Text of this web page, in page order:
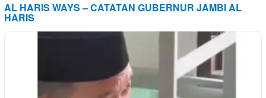
AL HARIS WAYS – CATATAN GUBERNUR JAMBI AL
HARIS